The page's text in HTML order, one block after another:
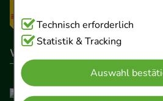
Technisch Notwendig:Hierbei
Cookies, die für die
Website notwendig sind (z.B.
Warenkorb, Kundenkonto),
verzichtet werden kann.
Technisch erforderlich
Statistik & Tracking
Auswahl
Wir sind hier gelistet